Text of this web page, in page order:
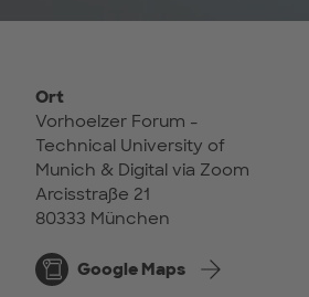
Ort
Vorhoelzer Forum -
Technical University of
Munich & Digital via Zoom
Arcisstraße 21
80333 München
Google Maps